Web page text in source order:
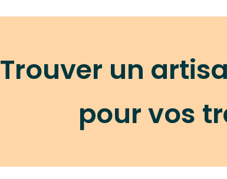
Trouver un
pour vos